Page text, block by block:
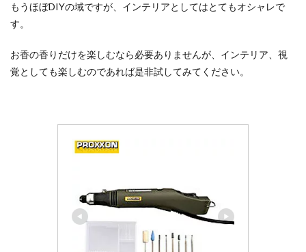
もうほぼDIYの域ですが、インテリアとしてはとてもオシャレで
す。
お香の香りだけを楽しむなら必要ありませんが、インテリア、視
覚としても楽しむのであれば是非試してみてください。